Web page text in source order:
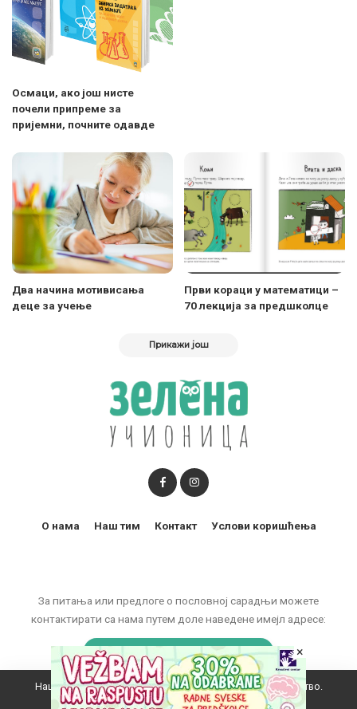
Осмаци, ако још нисте
почели припреме за
пријемни, почните одавде
Два начина мотивисања
деце за учење
Први кораци у математици –
70 лекција за предшколце
Прикажи још
За питања или предлоге о пословној сарадњи можете
контактирати са нама путем доле наведене имејл адресе:
marketing@zelenaucionica.com
О нама Наш тим Контакт Услови коришћења
Наш вебсајт користи колачиће да побољша ваше искуство.
×